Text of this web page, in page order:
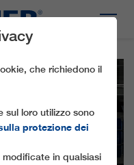
che richiedono il
sul loro utilizzo sono
protezione dei
modificate in qualsiasi